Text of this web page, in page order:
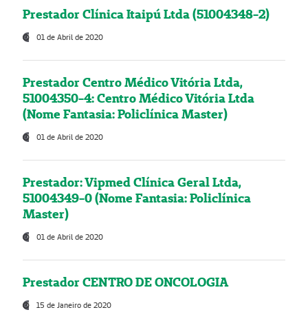
Prestador Clínica Itaipú Ltda (51004348-2)
01 de Abril de 2020
Prestador Centro Médico Vitória Ltda,
51004350-4: Centro Médico Vitória Ltda
(Nome Fantasia: Policlínica Master)
01 de Abril de 2020
Prestador: Vipmed Clínica Geral Ltda,
51004349-0 (Nome Fantasia: Policlínica
Master)
01 de Abril de 2020
Prestador CENTRO DE ONCOLOGIA
15 de Janeiro de 2020